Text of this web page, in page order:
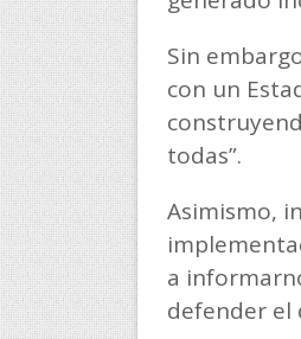
Sin
con un
todas”.
Asimismo,
a
defender el